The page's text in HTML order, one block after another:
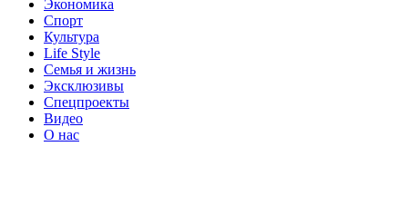
Экономика
Спорт
Культура
Life Style
Семья и жизнь
Эксклюзивы
Спецпроекты
Видео
О нас